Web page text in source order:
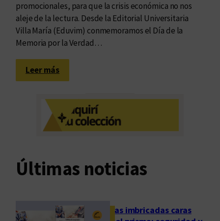
promocionales, para que la crisis económica no nos
aleje de la lectura. Desde la Editorial Universitaria
Villa María (Eduvim) conmemoramos el Día de la
Memoria por la Verdad…
Leer más:
M
l
i
o
o
r
Últimas noticias
Las imbricadas caras